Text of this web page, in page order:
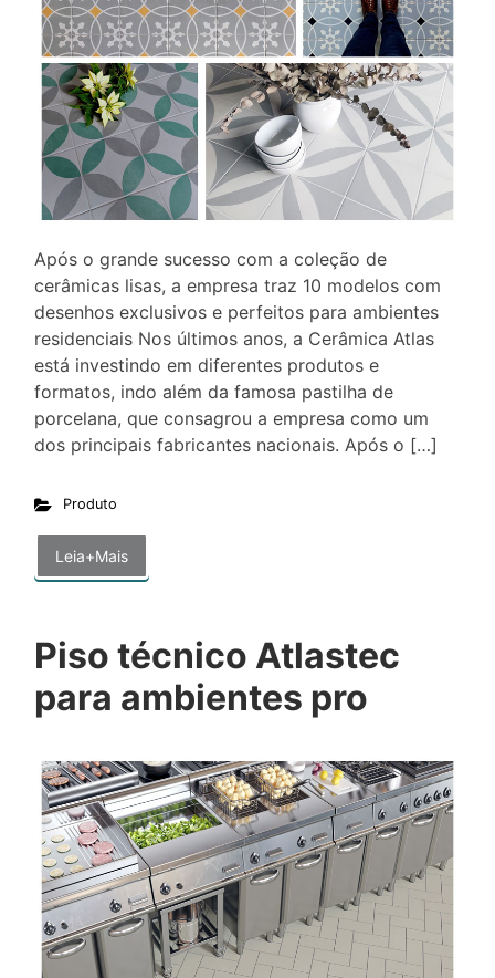
Após o grande sucesso com a coleção de
cerâmicas lisas, a empresa traz 10 modelos com
desenhos exclusivos e perfeitos para ambientes
residenciais Nos últimos anos, a Cerâmica Atlas
está investindo em diferentes produtos e
formatos, indo além da famosa pastilha de
porcelana, que consagrou a empresa como um
dos principais fabricantes nacionais. Após o […]
Produto
Leia+Mais
Piso técnico Atlastec
para ambientes pro